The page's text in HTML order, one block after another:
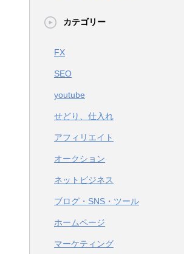
カテゴリー
FX
SEO
youtube
せどり、仕入れ
アフィリエイト
オークション
ネットビジネス
ブログ・SNS・ツール
ホームページ
マーケティング